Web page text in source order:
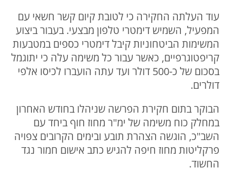
עוד העלתה החקירה כי לטובת קיום קשר חשאי עם
המפעיל, השמיש דימטרי טלפון מבצעי. בעבור ביצוע
המשימות הביטחוניות קיבל דימטרי כספים במטבעות
קריפטוגרפיים, כאשר עבור כל משימה עלה כי יתוגמל
בסכום של כ-500 דולר ועד עתה הועברו לכיסו אלפי
דולרים.
הבוקר בתום חקירת הפרשה שניהלו בחודש האחרון
במחלק כוח משימה של ימ"ר מחוז חוף ביחד עם
השב"כ, הוגשה הצהרת תובע ובימים הקרובים צפויה
פרקליטות מחוז חיפה להגיש כתב אישום חמור נגד
החשוד.